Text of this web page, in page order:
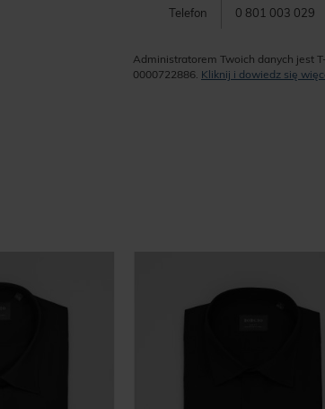
Telefon 0 801 003 029
Administratorem Twoich danych jest
0000722886. Kliknij i dowiedz się